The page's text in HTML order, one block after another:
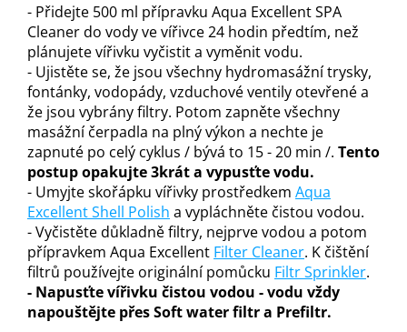
- Přidejte 500 ml přípravku Aqua Excellent SPA
Cleaner do vody ve vířivce 24 hodin předtím, než
plánujete vířivku vyčistit a vyměnit vodu.
- Ujistěte se, že jsou všechny hydromasážní trysky,
fontánky, vodopády, vzduchové ventily otevřené a
že jsou vybrány filtry. Potom zapněte všechny
masážní čerpadla na plný výkon a nechte je
zapnuté po celý cyklus / bývá to 15 - 20 min /. Tento
postup opakujte 3krát a vypusťte vodu.
- Umyjte skořápku vířivky prostředkem Aqua
Excellent Shell Polish a vypláchněte čistou vodou.
- Vyčistěte důkladně filtry, nejprve vodou a potom
přípravkem Aqua Excellent Filter Cleaner. K čištění
filtrů používejte originální pomůcku Filtr Sprinkler.
- Napusťte vířivku čistou vodou - vodu vždy
napouštějte přes Soft water filtr a Prefiltr.